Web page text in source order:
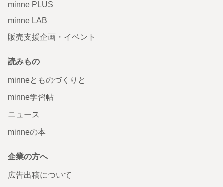
minne PLUS
minne LAB
販売支援企画・イベント
読みもの
minneとものづくりと
minne学習帖
ニュース
minneの本
企業の方へ
広告出稿について